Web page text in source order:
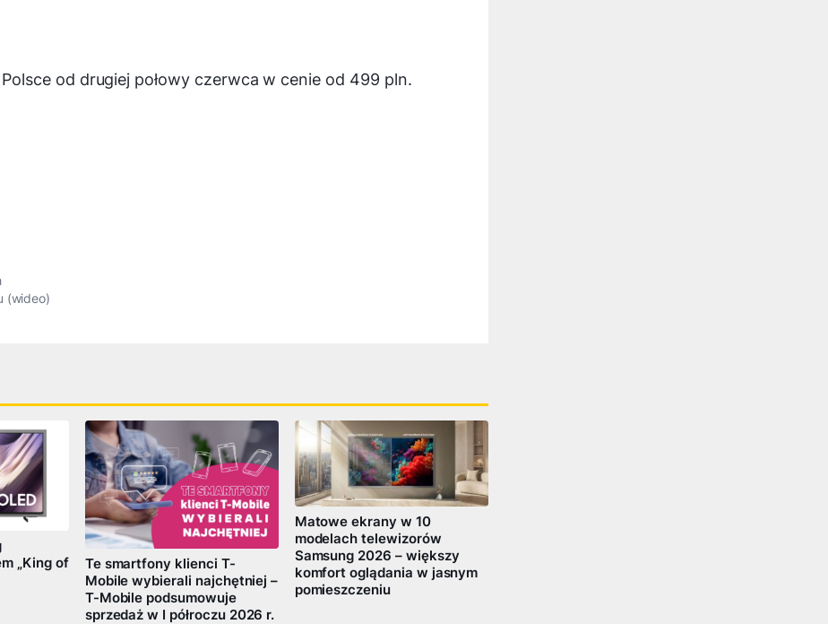
od drugiej połowy czerwca w cenie od 499 pln.
(wideo)
„King of
Te smartfony klienci T-
Mobile wybierali najchętniej –
T-Mobile podsumowuje
sprzedaż w I półroczu 2026 r.
Matowe ekrany w 10
modelach telewizorów
Samsung 2026 – większy
komfort oglądania w jasnym
pomieszczeniu